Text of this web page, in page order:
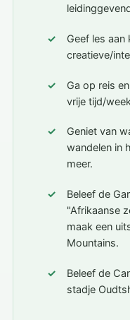
Geef les aan
creatieve/
Ga op reis
vrije tijd/
Geniet van
wandelen in
meer.
Beleef de
"Afrikaanse
maak een
Mountains.
Beleef de
stadje